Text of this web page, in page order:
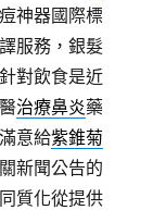
神器國際標
服務，銀髮
針對飲食是近
治療鼻炎藥
意給紫錐菊
新聞公告的
質化從提供